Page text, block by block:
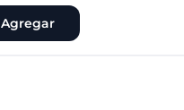
Agregar